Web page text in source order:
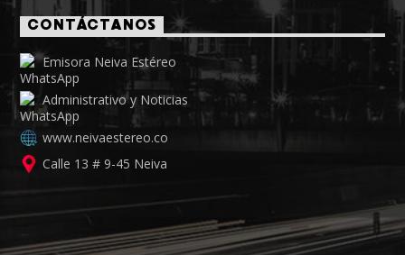
CONTÁCTANOS
Emisora Neiva Estéreo
Administrativo y Noticias
www.neivaestereo.co
Calle 13 # 9-45 Neiva